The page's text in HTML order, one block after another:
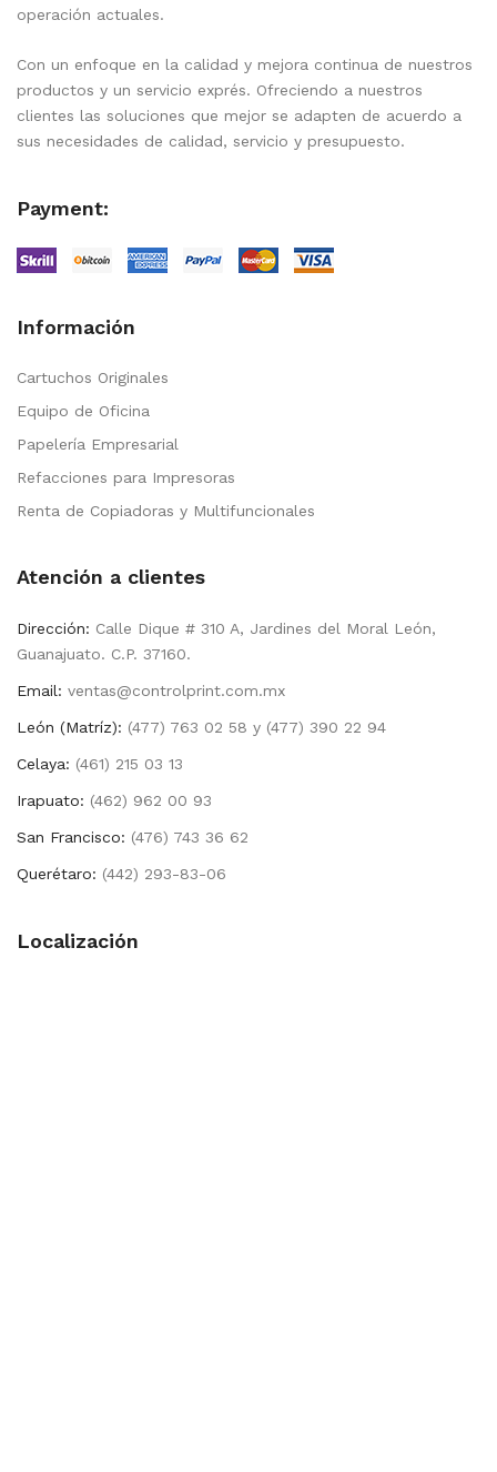
operación actuales.
Con un enfoque en la calidad y mejora continua de nuestros
productos y un servicio exprés. Ofreciendo a nuestros
clientes las soluciones que mejor se adapten de acuerdo a
sus necesidades de calidad, servicio y presupuesto.
Payment:
Información
Cartuchos Originales
Equipo de Oficina
Papelería Empresarial
Refacciones para Impresoras
Renta de Copiadoras y Multifuncionales
Atención a clientes
Dirección: Calle Dique # 310 A, Jardines del Moral León,
Guanajuato. C.P. 37160.
Email: ventas@controlprint.com.mx
León (Matríz): (477) 763 02 58 y (477) 390 22 94
Celaya: (461) 215 03 13
Irapuato: (462) 962 00 93
San Francisco: (476) 743 36 62
Querétaro: (442) 293-83-06
Localización